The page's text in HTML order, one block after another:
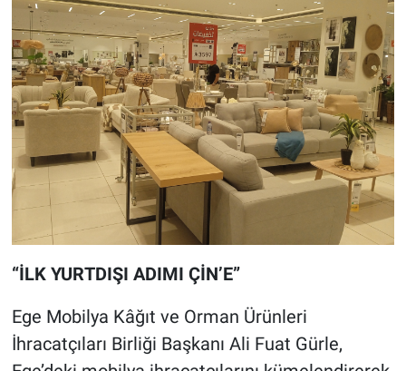
“İLK YURTDIŞI ADIMI ÇİN’E”
Ege Mobilya Kâğıt ve Orman Ürünleri
İhracatçıları Birliği Başkanı Ali Fuat Gürle,